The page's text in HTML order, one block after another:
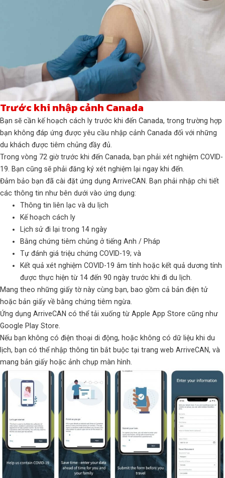
Trước khi nhập cảnh Canada
Bạn sẽ cần kế hoạch cách ly trước khi đến Canada, trong trường hợp
bạn không đáp ứng được yêu cầu nhập cảnh Canada đối với những
du khách được tiêm chủng đầy đủ.
Trong vòng 72 giờ trước khi đến Canada, bạn phải xét nghiệm COVID-
19. Bạn cũng sẽ phải đăng ký xét nghiệm lại ngay khi đến.
Đảm bảo bạn đã cài đặt ứng dụng ArriveCAN. Bạn phải nhập chi tiết
các thông tin như bên dưới vào ứng dụng:
Thông tin liên lạc và du lịch
Kế hoạch cách ly
Lịch sử đi lại trong 14 ngày
Bằng chứng tiêm chủng ở tiếng Anh / Pháp
Tự đánh giá triệu chứng COVID-19; và
Kết quả xét nghiệm COVID-19 âm tính hoặc kết quả dương tính
được thực hiện từ 14 đến 90 ngày trước khi đi du lịch.
Mang theo những giấy tờ này cùng bạn, bao gồm cả bản điện tử
hoặc bản giấy về bằng chứng tiêm ngừa.
Ứng dụng ArriveCAN có thể tải xuống từ Apple App Store cũng như
Google Play Store.
Nếu bạn không có điện thoại di động, hoặc không có dữ liệu khi du
lịch, bạn có thể nhập thông tin bắt buộc tại trang web ArriveCAN, và
mang bản giấy hoặc ảnh chụp màn hình.